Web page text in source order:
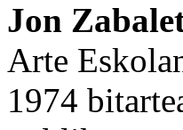
Jon
Arte
1974